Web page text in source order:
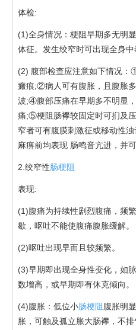
体检:
(1)全身情况：梗阻早期多无明
体征。发生绞窄时可出现全身中
(2) 腹部检查应注意如下情况
瘢痕;②病人可有腹胀，且腹胀
波;④腹部压痛在早期多不明显
痛;⑤梗阻肠襻较固定时可扪及
窄者可有腹膜刺激征或移动性
麻痹前均表现 肠鸣音亢进，并
2.绞窄性肠梗阻
表现:
(1)腹痛为持续性剧烈腹痛，频
歇，呕吐不能使腹痛腹胀缓解。
(2)呕吐出现早而且较频繁。
(3)早期即出现全身性变化，如
数增高，或早期即有休克倾向。
(4)腹胀：低位小肠梗阻腹胀明
胀，可触及孤立胀大肠襻，不排